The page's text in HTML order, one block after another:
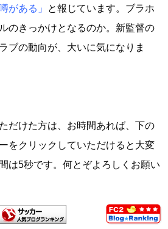
がある」
と報じています。ブラホ
のきっかけとなるのか。新監督の
ブの動向が、大いに気になりま
だけた方は、お時間あれば、下の
をクリックしていただけると大変
は5秒です。何とぞよろしくお願い